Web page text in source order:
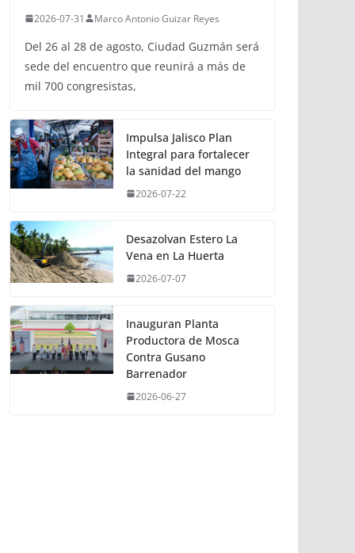
2026-07-31 Marco Antonio Guizar Reyes
Del 26 al 28 de agosto, Ciudad Guzmán será
sede del encuentro que reunirá a más de
mil 700 congresistas,
Impulsa Jalisco Plan
Integral para fortalecer
la sanidad del mango
2026-07-22
Desazolvan Estero La
Vena en La Huerta
2026-07-07
Inauguran Planta
Productora de Mosca
Contra Gusano
Barrenador
2026-06-27